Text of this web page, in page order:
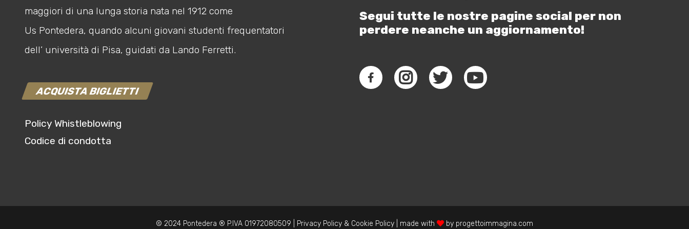
maggiori di una lunga storia nata nel 1912 come
Us Pontedera, quando alcuni giovani studenti frequentatori
dell’ università di Pisa, guidati da Lando Ferretti.
ACQUISTA BIGLIETTI
Policy Whistleblowing
Codice di condotta
Segui tutte le nostre pagine social per non
perdere neanche un aggiornamento!
© 2024 Pontedera ® P.IVA 01972080509 | Privacy Policy & Cookie Policy | made with by progettoimmagina.com